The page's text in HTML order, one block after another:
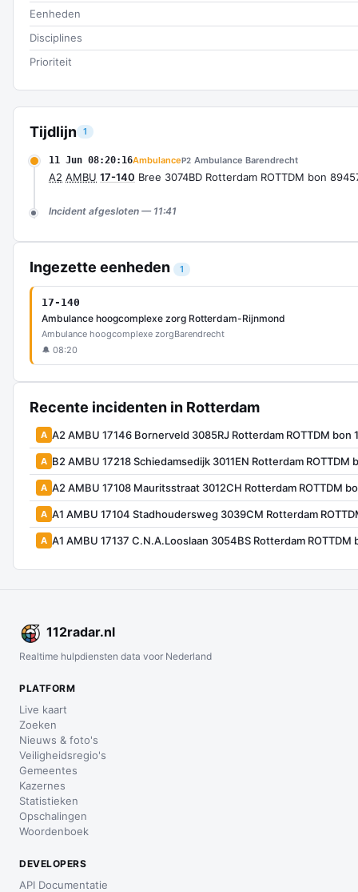
Tijdlijn 1
11 Jun 08:20:16AmbulanceP2 Ambulance Barendrecht
A2 AMBU 17-140 Bree 3074BD Rotterdam ROTTDM bon
Incident afgesloten — 11:41
Ingezette eenheden 1
17-140
Ambulance hoogcomplexe zorg Rotterdam-Rijnmond
Ambulance hoogcomplexe zorgBarendrecht
🔔 08:20
Recente incidenten in Rotterdam
A A2 AMBU 17146 Bornerveld 3085RJ Rotterdam ROTTDM bon
A B2 AMBU 17218 Schiedamsedijk 3011EN Rotterdam ROTTDM
A A2 AMBU 17108 Mauritsstraat 3012CH Rotterdam ROTTDM
A A1 AMBU 17104 Stadhoudersweg 3039CM Rotterdam
A A1 AMBU 17137 C.N.A.Looslaan 3054BS Rotterdam ROTTDM
Eenheden
Disciplines
Prioriteit
112radar.nl
Realtime hulpdiensten data voor Nederland
PLATFORM
Live kaart
Zoeken
Nieuws & foto's
Veiligheidsregio's
Gemeentes
Kazernes
Statistieken
Opschalingen
Woordenboek
DEVELOPERS
API Documentatie